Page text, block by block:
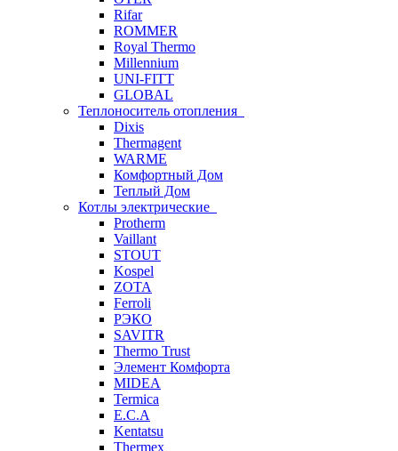
Rifar
ROMMER
Royal Thermo
Millennium
UNI-FITT
GLOBAL
Теплоноситель отопления
Dixis
Thermagent
WARME
Комфортный Дом
Теплый Дом
Котлы электрические
Protherm
Vaillant
STOUT
Kospel
ZOTA
Ferroli
РЭКО
SAVITR
Thermo Trust
Элемент Комфорта
MIDEA
Termica
E.C.A
Kentatsu
Thermex